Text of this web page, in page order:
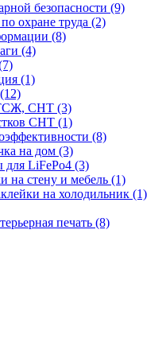
безопасности (9)
охране труда (2)
(8)
(4)
(1)
(12)
СНТ (3)
СНТ (1)
(8)
на дом (3)
для LiFePo4 (3)
на стену и мебель (1)
на холодильник (1)
печать (8)